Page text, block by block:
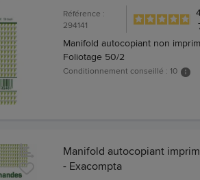
Référence :
294141
Manifold autocopiant non
Foliotage 50/2
Conditionnement conseillé : 10
Manifold autocopiant
- Exacompta